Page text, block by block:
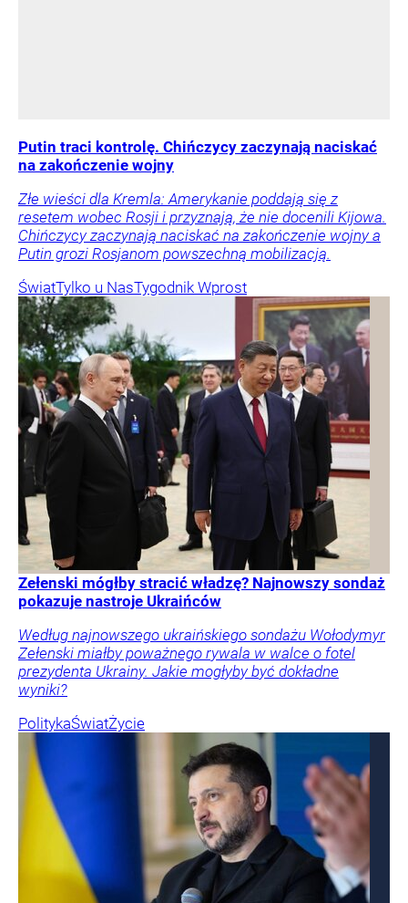
Putin traci kontrolę. Chińczycy zaczynają naciskać
na zakończenie wojny
Złe wieści dla Kremla: Amerykanie poddają się z
resetem wobec Rosji i przyznają, że nie docenili Kijowa.
Chińczycy zaczynają naciskać na zakończenie wojny a
Putin grozi Rosjanom powszechną mobilizacją.
ŚwiatTylko u NasTygodnik Wprost
Zełenski mógłby stracić władzę? Najnowszy sondaż
pokazuje nastroje Ukraińców
Według najnowszego ukraińskiego sondażu Wołodymyr
Zełenski miałby poważnego rywala w walce o fotel
prezydenta Ukrainy. Jakie mogłyby być dokładne
wyniki?
PolitykaŚwiatŻycie